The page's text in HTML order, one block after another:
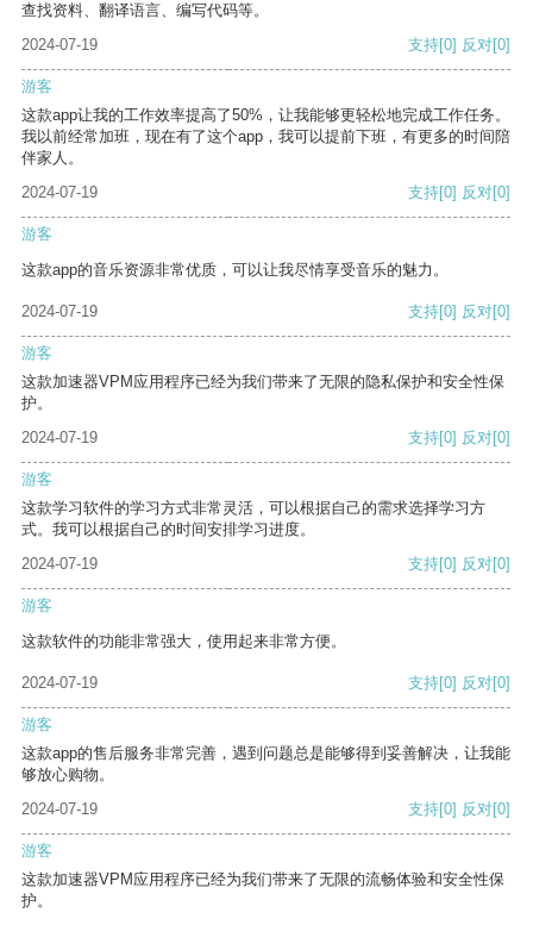
查找资料、翻译语言、编写代码等。
2024-07-19
支持[0] 反对[0]
游客
这款app让我的工作效率提高了50%，让我能够更轻松地完成工作任务。
我以前经常加班，现在有了这个app，我可以提前下班，有更多的时间陪
伴家人。
2024-07-19
支持[0] 反对[0]
游客
这款app的音乐资源非常优质，可以让我尽情享受音乐的魅力。
2024-07-19 支持[0] 反对[0]
游客
这款加速器VPM应用程序已经为我们带来了无限的隐私保护和安全性保
护。
2024-07-19
支持[0] 反对[0]
游客
这款学习软件的学习方式非常灵活，可以根据自己的需求选择学习方
式。我可以根据自己的时间安排学习进度。
2024-07-19
支持[0] 反对[0]
游客
这款软件的功能非常强大，使用起来非常方便。
2024-07-19 支持[0] 反对[0]
游客
这款app的售后服务非常完善，遇到问题总是能够得到妥善解决，让我能
够放心购物。
2024-07-19
支持[0] 反对[0]
游客
这款加速器VPM应用程序已经为我们带来了无限的流畅体验和安全性保
护。